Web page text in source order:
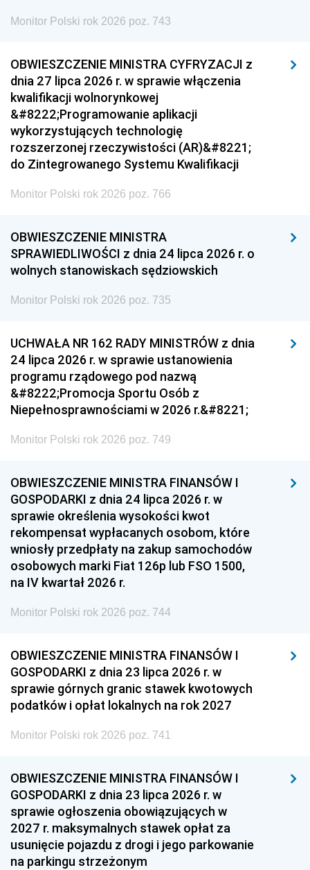
Monitor Polski rok 2026 poz. 743
OBWIESZCZENIE MINISTRA CYFRYZACJI z
dnia 27 lipca 2026 r. w sprawie włączenia
kwalifikacji wolnorynkowej
&#8222;Programowanie aplikacji
wykorzystujących technologię
rozszerzonej rzeczywistości (AR)&#8221;
do Zintegrowanego Systemu Kwalifikacji
Monitor Polski rok 2026 poz. 766
OBWIESZCZENIE MINISTRA
SPRAWIEDLIWOŚCI z dnia 24 lipca 2026 r. o
wolnych stanowiskach sędziowskich
Monitor Polski rok 2026 poz. 735
UCHWAŁA NR 162 RADY MINISTRÓW z dnia
24 lipca 2026 r. w sprawie ustanowienia
programu rządowego pod nazwą
&#8222;Promocja Sportu Osób z
Niepełnosprawnościami w 2026 r.&#8221;
Monitor Polski rok 2026 poz. 749
OBWIESZCZENIE MINISTRA FINANSÓW I
GOSPODARKI z dnia 24 lipca 2026 r. w
sprawie określenia wysokości kwot
rekompensat wypłacanych osobom, które
wniosły przedpłaty na zakup samochodów
osobowych marki Fiat 126p lub FSO 1500,
na IV kwartał 2026 r.
Monitor Polski rok 2026 poz. 744
OBWIESZCZENIE MINISTRA FINANSÓW I
GOSPODARKI z dnia 23 lipca 2026 r. w
sprawie górnych granic stawek kwotowych
podatków i opłat lokalnych na rok 2027
Monitor Polski rok 2026 poz. 741
OBWIESZCZENIE MINISTRA FINANSÓW I
GOSPODARKI z dnia 23 lipca 2026 r. w
sprawie ogłoszenia obowiązujących w
2027 r. maksymalnych stawek opłat za
usunięcie pojazdu z drogi i jego parkowanie
na parkingu strzeżonym